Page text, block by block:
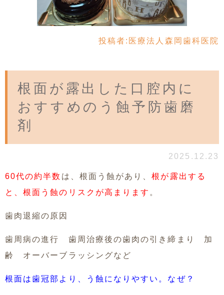
投稿者: 医療法人森岡歯科医院
根面が露出した口腔内に
おすすめのう蝕予防歯磨
剤
2025.12.23
60代の約半数 は、根面う蝕があり、根が露出する
と、根面う蝕のリスクが高まります 。
歯肉退縮の原因
歯周病の進行 歯周治療後の歯肉の引き締まり 加
齢 オーバーブラッシングなど
根面は歯冠部より、う蝕になりやすい。なぜ？